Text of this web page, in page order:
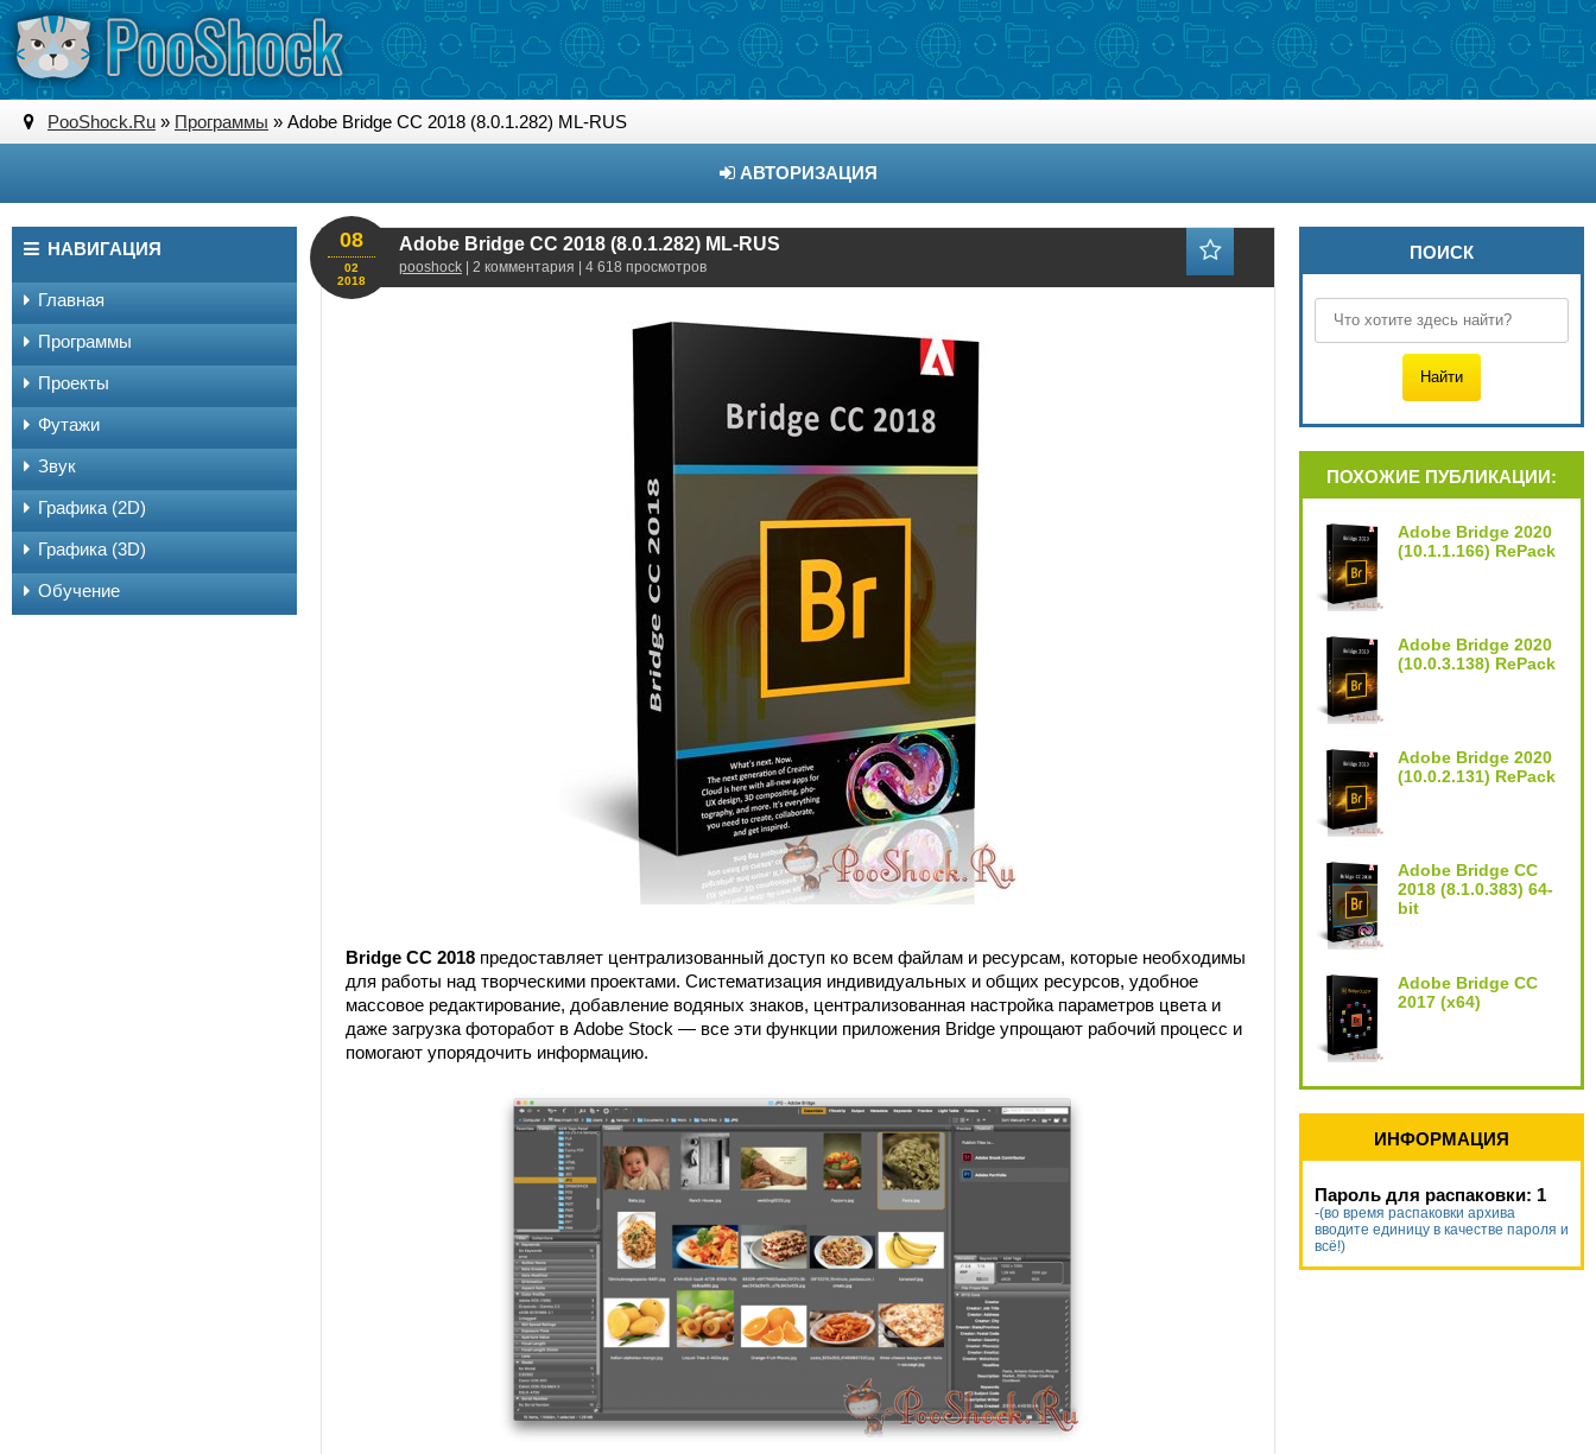
PooShock.Ru » Программы » Adobe Bridge CC 2018 (8.0.1.282) ML-RUS
АВТОРИЗАЦИЯ
Adobe Bridge CC 2018 (8.0.1.282) ML-RUS
pooshock | 2 комментария | 4 618 просмотров
08
02
2018
Bridge CC 2018 предоставляет централизованный доступ ко всем файлам и ресурсам, которые необходимы
для работы над творческими проектами. Систематизация индивидуальных и общих ресурсов, удобное
массовое редактирование, добавление водяных знаков, централизованная настройка параметров цвета и
даже загрузка фоторабот в Adobe Stock — все эти функции приложения Bridge упрощают рабочий процесс и
помогают упорядочить информацию.
НАВИГАЦИЯ
Главная
Программы
Проекты
Футажи
Звук
Графика (2D)
Графика (3D)
Обучение
ПОИСК
ПОХОЖИЕ ПУБЛИКАЦИИ:
Adobe Bridge 2020
(10.1.1.166) RePack
Adobe Bridge 2020
(10.0.3.138) RePack
Adobe Bridge 2020
(10.0.2.131) RePack
Adobe Bridge CC
2018 (8.1.0.383) 64-
bit
Adobe Bridge CC
2017 (x64)
ИНФОРМАЦИЯ
Пароль для распаковки: 1
-(во время распаковки архива
вводите единицу в качестве пароля и
всё!)